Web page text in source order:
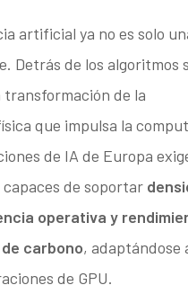
artificial ya no es solo
Detrás de los algoritmos
de la
que impulsa la
de IA de Europa
de soportar
operativa y
carbono, adaptándose
de GPU.